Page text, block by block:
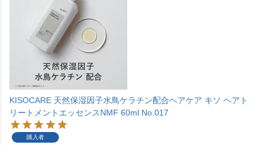
KISOCARE 天然保湿因子水鳥ケラチン配合ヘアケア キソ ヘアト
リートメントエッセンスNMF 60ml No.017
購入者